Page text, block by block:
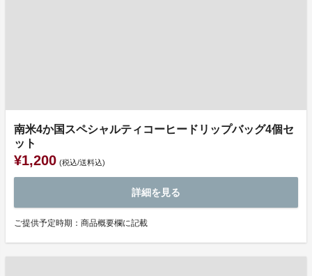
南米4か国スペシャルティコーヒードリップバッグ4個セ
ット
¥1,200 (税込/送料込)
詳細を見る
ご提供予定時期：商品概要欄に記載